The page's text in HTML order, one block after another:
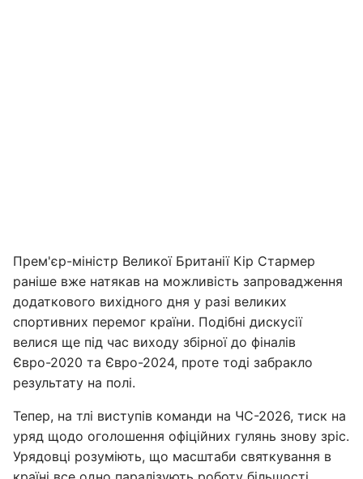
Прем'єр-міністр Великої Британії Кір Стармер
раніше вже натякав на можливість запровадження
додаткового вихідного дня у разі великих
спортивних перемог країни. Подібні дискусії
велися ще під час виходу збірної до фіналів
Євро-2020 та Євро-2024, проте тоді забракло
результату на полі.
Тепер, на тлі виступів команди на ЧС-2026, тиск на
уряд щодо оголошення офіційних гулянь знову зріс.
Урядовці розуміють, що масштаби святкування в